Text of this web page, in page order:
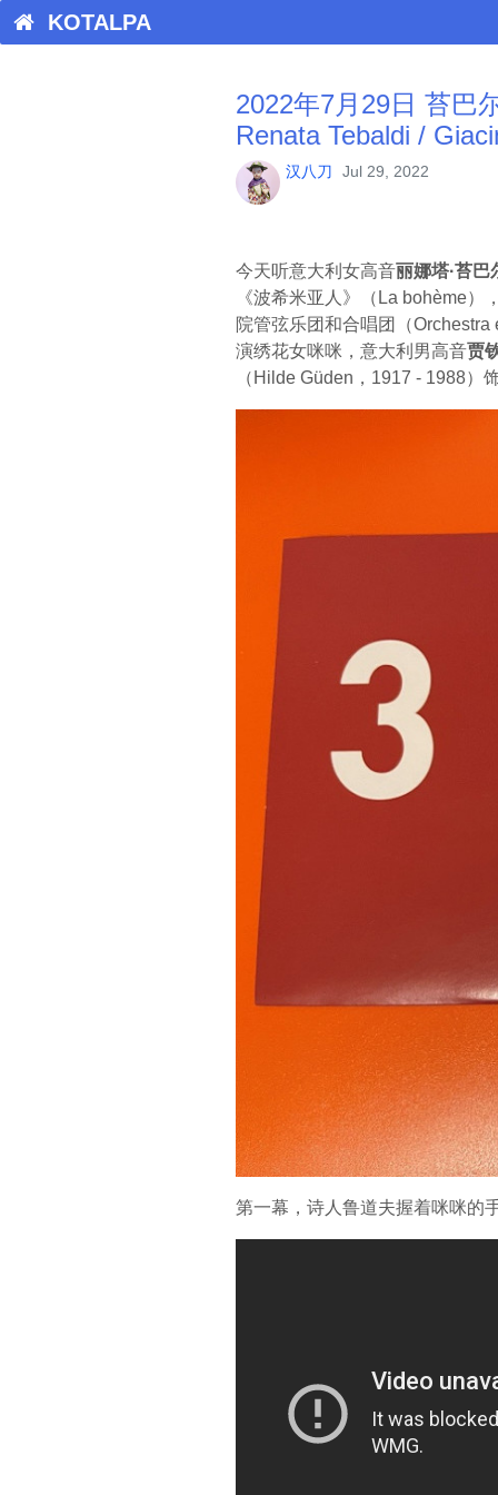
KOTALPA
2022年7月29日 苔巴
Renata Tebaldi /
汉八刀 Jul 29, 2022
今天听意大利女高音丽娜塔·苔巴
《波希米亚人》（La bohème）
院管弦乐团和合唱团（Orchestra
演绣花女咪咪，意大利男高音贾
（Hilde Güden，1917 - 1988）
第一幕，诗人鲁道夫握着咪咪的